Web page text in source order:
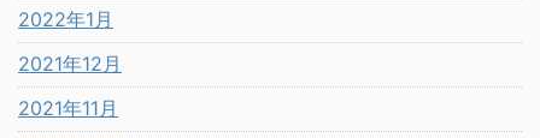
2022年1月
2021年12月
2021年11月